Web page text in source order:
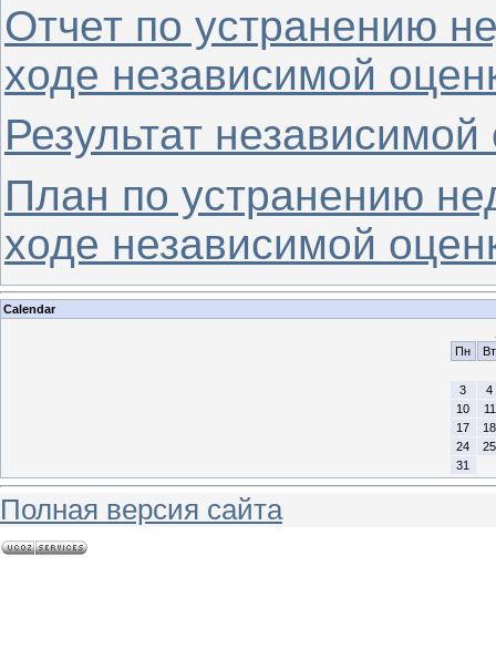
Отчет по устранению
ходе независимой
Результат
План по устранению
ходе независимой
Calendar
Пн
Вт
3
4
10
11
17
18
24
25
31
Полная версия сайта